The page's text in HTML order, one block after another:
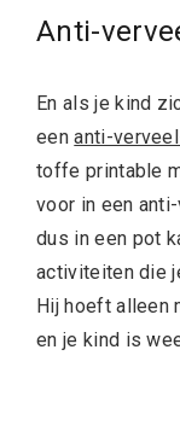
Anti-
En als je kind
eenanti-
toffe printable
voor in een
dus in een pot
activiteiten die
Hij hoeft alleen
en je kind is